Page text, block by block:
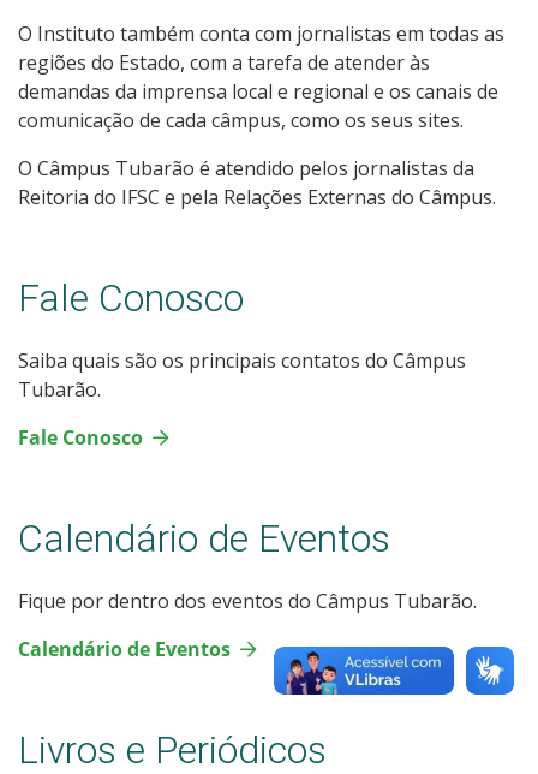
O Instituto também conta com jornalistas em todas as
regiões do Estado, com a tarefa de atender às
demandas da imprensa local e regional e os canais de
comunicação de cada câmpus, como os seus sites.
O Câmpus Tubarão é atendido pelos jornalistas da
Reitoria do IFSC e pela Relações Externas do Câmpus.
Fale Conosco
Saiba quais são os principais contatos do Câmpus
Tubarão.
Fale Conosco
Calendário de Eventos
Fique por dentro dos eventos do Câmpus Tubarão.
Calendário de Eventos
Livros e Periódicos